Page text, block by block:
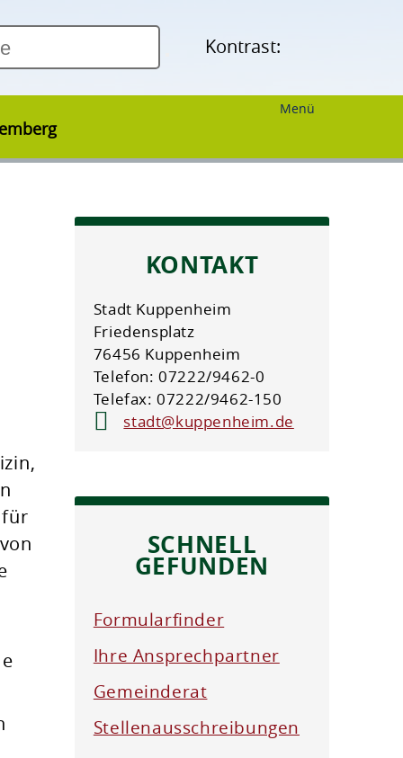
Kontrast:
Menü
für
KONTAKT
Stadt Kuppenheim
Friedensplatz
76456 Kuppenheim
Telefon: 07222/9462-0
Telefax: 07222/9462-150
stadt@kuppenheim.de
SCHNELL
GEFUNDEN
Formularfinder
Ihre Ansprechpartner
Gemeinderat
Stellenausschreibungen